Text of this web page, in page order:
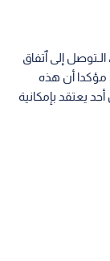
إلى ٱتفاق
مؤكدا أن هذه
يعتقد بإمكانية